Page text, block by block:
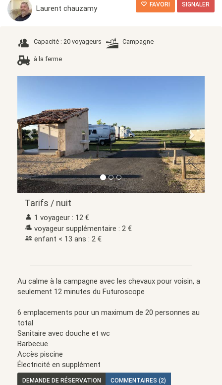
Laurent chauzamy FAVORI SIGNALER
Capacité : 20 voyageurs Campagne
à la ferme
Tarifs / nuit
1 voyageur : 12 €
voyageur supplémentaire : 2 €
enfant < 13 ans : 2 €
Au calme à la campagne avec les chevaux pour voisin, a
seulement 12 minutes du Futuroscope
6 emplacements pour un maximum de 20 personnes au
total
Sanitaire avec douche et wc
Barbecue
Accès piscine
Électricité en supplément
DEMANDE DE RÉSERVATION COMMENTAIRES (2)